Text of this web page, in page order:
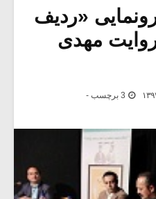
«ردیف
روایت مهدی
3 برچسب -